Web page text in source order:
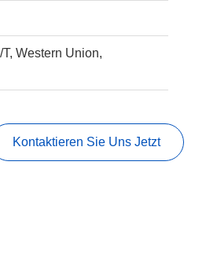
T, Western Union,
Kontaktieren Sie Uns Jetzt